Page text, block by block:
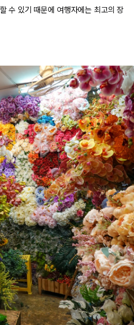
수 있기 때문에 여행자에는 최고의 장